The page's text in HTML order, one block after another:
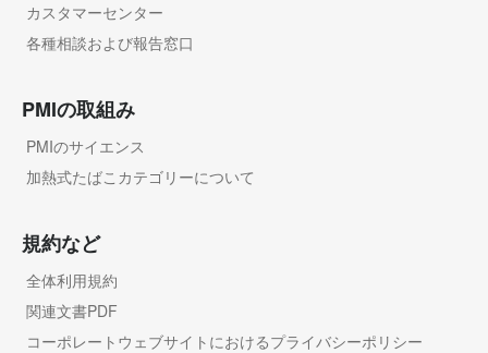
カスタマーセンター
各種相談および報告窓口
PMIの取組み
PMIのサイエンス
加熱式たばこカテゴリーについて
規約など
全体利用規約
関連文書PDF
コーポレートウェブサイトにおけるプライバシーポリシー